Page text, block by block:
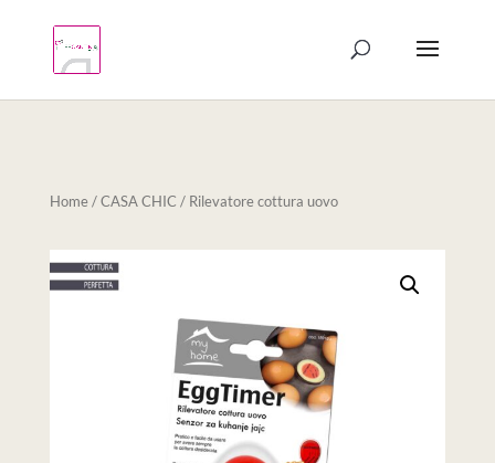
Home/CASA CHIC / Rilevatore cottura uovo